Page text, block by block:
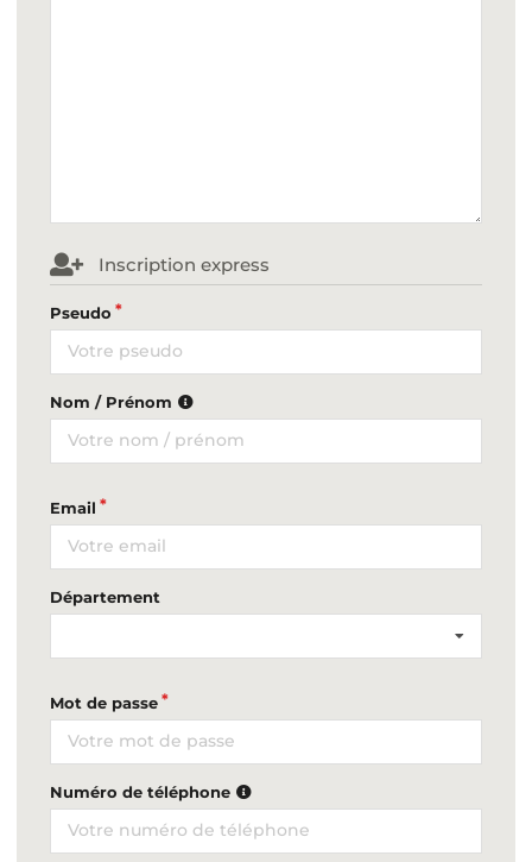
Inscription express
Pseudo
Nom / Prénom
Email
Département
Mot de passe
Numéro de téléphone